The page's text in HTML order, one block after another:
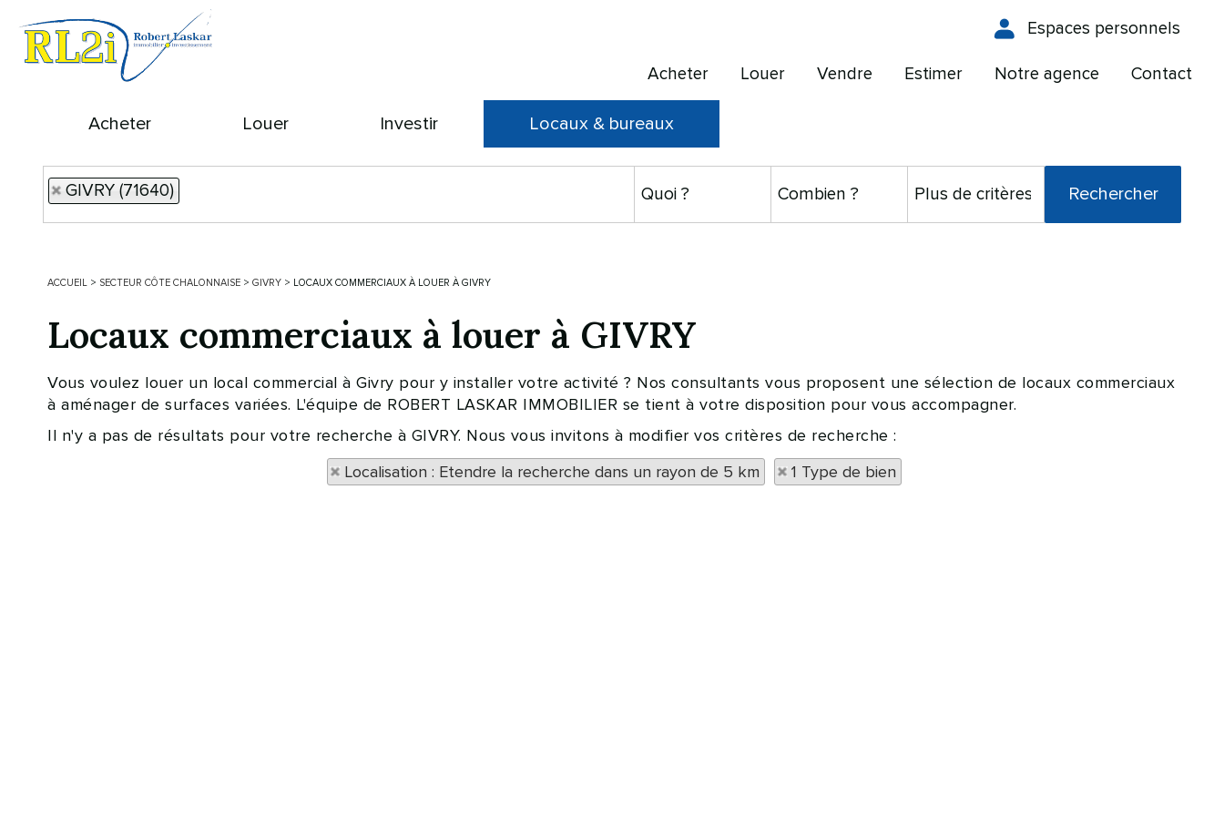
Espaces personnels
Acheter Louer Vendre Estimer Notre agence Contact
Acheter Louer Investir Locaux & bureaux
GIVRY (71640)
ACCUEIL > SECTEUR CÔTE CHALONNAISE > GIVRY > LOCAUX COMMERCIAUX À LOUER À GIVRY
Locaux commerciaux à louer à GIVRY
Vous voulez louer un local commercial à Givry pour y installer votre activité ? Nos consultants vous proposent une sélection de locaux commerciaux
à aménager de surfaces variées. L'équipe de ROBERT LASKAR IMMOBILIER se tient à votre disposition pour vous accompagner.
Il n'y a pas de résultats pour votre recherche à GIVRY. Nous vous invitons à modifier vos critères de recherche :
Localisation : Etendre la recherche dans un rayon de 5 km
1 Type de bien